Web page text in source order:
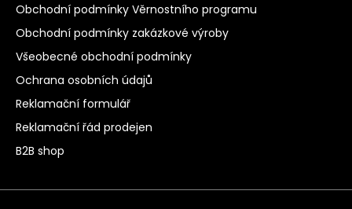
Obchodní podmínky Věrnostního programu
Obchodní podmínky zakázkové výroby
Všeobecné obchodní podmínky
Ochrana osobních údajů
Reklamační formulář
Reklamační řád prodejen
B2B shop